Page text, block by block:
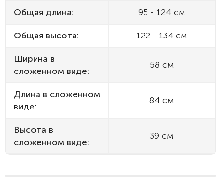
Общая длина: 95 - 124 см
Общая высота: 122 - 134 см
Ширина в
сложенном виде:
58 см
Длина в сложенном
виде:
84 см
Высота в
сложенном виде:
39 см